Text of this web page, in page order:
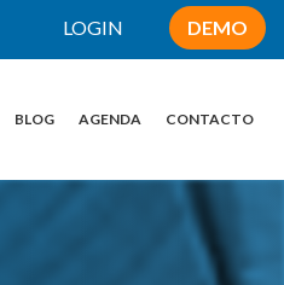
LOGIN DEMO
BLOG AGENDA CONTACTO